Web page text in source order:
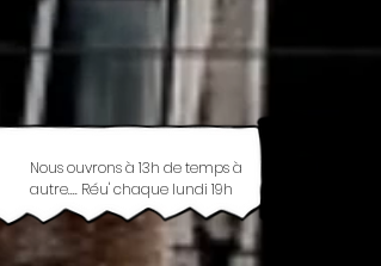
Nous ouvrons à 13h de temps à
autre.... Réu' chaque lundi 19h